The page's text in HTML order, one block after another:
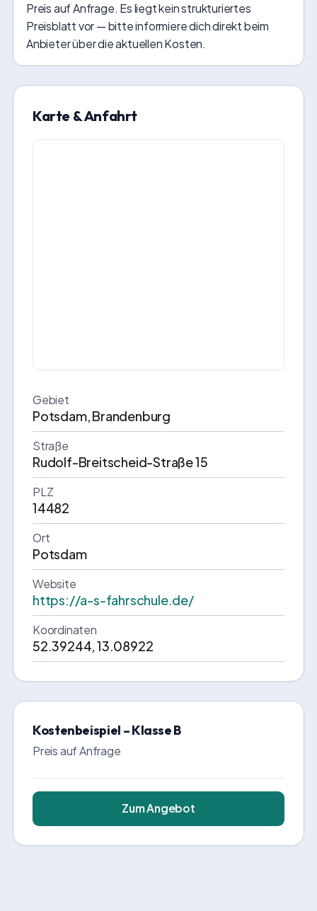
Preis auf Anfrage. Es liegt kein strukturiertes
Preisblatt vor — bitte informiere dich direkt beim
Anbieter über die aktuellen Kosten.
Karte & Anfahrt
Gebiet
Potsdam, Brandenburg
Straße
Rudolf-Breitscheid-Straße 15
PLZ
14482
Ort
Potsdam
Website
https://a-s-fahrschule.de/
Koordinaten
52.39244, 13.08922
Kostenbeispiel – Klasse B
Preis auf Anfrage
Zum Angebot